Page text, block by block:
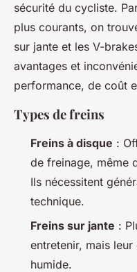
sécurité du cycliste.
plus courants, on
sur jante et les V-
avantages et
performance, de coût
Types de freins
Freins à disque :
de freinage, même
Ils nécessitent
technique.
Freins sur jante :
entretenir, mais
humide.